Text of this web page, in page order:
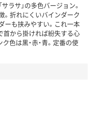
商品詳細「
」で確認できます。
ラサ」の多色バージョン。
。折れにくいバインダーク
ーも挟みやすい。これ一本
首から掛ければ紛失する心
色は黒・赤・青。定番の使